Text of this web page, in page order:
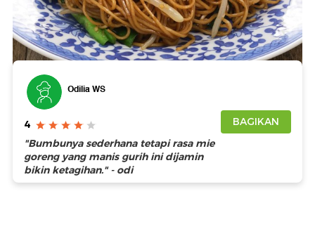
Foto: iStock
Odilia WS
4
"Bumbunya sederhana tetapi rasa mie
goreng yang manis gurih ini dijamin
bikin ketagihan." - odi
BAGIKAN